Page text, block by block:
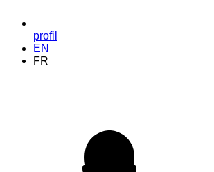
profil
EN
FR